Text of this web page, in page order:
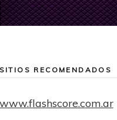
SITIOS RECOMENDADOS
www.flashscore.com.ar